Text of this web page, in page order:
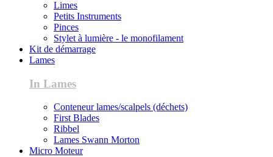
Limes
Petits Instruments
Pinces
Stylet à lumière - le monofilament
Kit de démarrage
Lames
In Lames
Conteneur lames/scalpels (déchets)
First Blades
Ribbel
Lames Swann Morton
Micro Moteur